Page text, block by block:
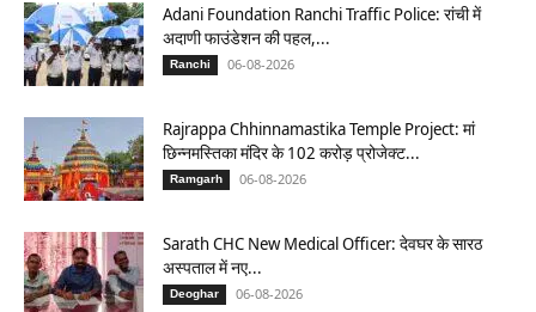
Adani Foundation Ranchi Traffic Police: रांची में
अदाणी फाउंडेशन की पहल,...
Ranchi 06-08-2026
Rajrappa Chhinnamastika Temple Project: मां
छिन्नमस्तिका मंदिर के 102 करोड़ प्रोजेक्ट...
Ramgarh 06-08-2026
Sarath CHC New Medical Officer: देवघर के सारठ
अस्पताल में नए...
Deoghar 06-08-2026